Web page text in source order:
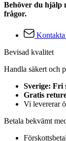
Behöver du hjälp
frågor.
Kontakta
Bevisad kvalitet
Handla säkert och
Sverige:
Gratis
Vi levererar
Betala bekvämt